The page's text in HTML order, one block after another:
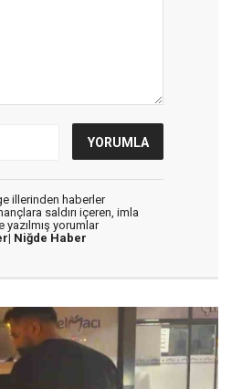
illerinden haberler
saldırı içeren, imla
yazılmış yorumlar
Niğde Haber